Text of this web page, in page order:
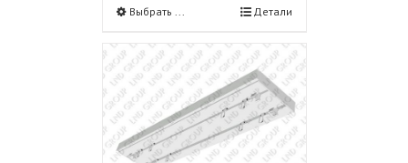
Выбрать ... Детали